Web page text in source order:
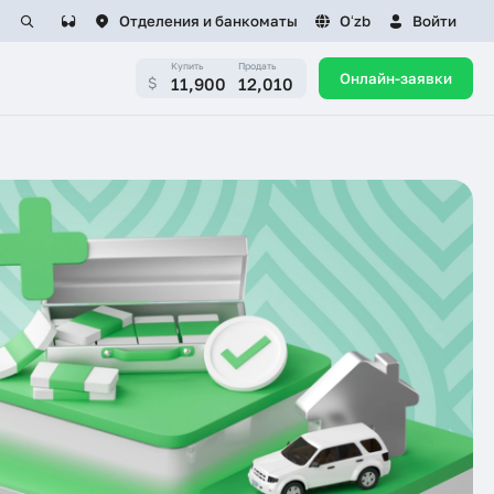
приемная
с
принятым
условий
Отправить резюме
Назначения
Отделения и банкоматы Oʻzb Войти
БЕЗОПАСНОСТЬ КЛИЕНТОВ
Опасность APK-файлов
Мошенники действуют под
видом сотрудников банка
Осторожно: мошенники
используют дипфейки!
Учитесь и проверяйте с
FINLIT.UZ
Финансовая грамотность —
самая сильная защита
$
Купить
11,900
Продать
12,010 Онлайн-заявки